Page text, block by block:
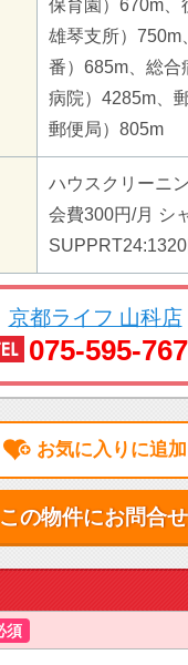
保育園）670m、
雄琴支所）750m
番）685m、総合
病院）4285m、
郵便局）805m
ハウスクリーニ
会費300円/月 シ
SUPPRT24:1320
京都ライフ 山科店
075-595-
お気に入りに追加
この物件にお問合